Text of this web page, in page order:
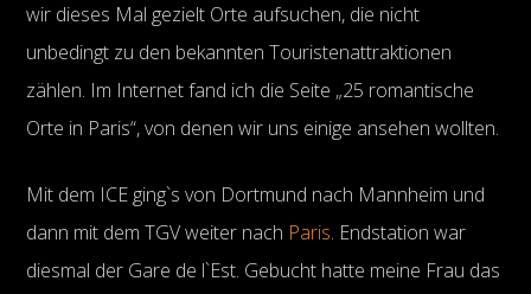
wir dieses Mal gezielt Orte aufsuchen, die nicht
unbedingt zu den bekannten Touristenattraktionen
zählen. Im Internet fand ich die Seite „25 romantische
Orte in Paris“, von denen wir uns einige ansehen wollten.
Mit dem ICE ging`s von Dortmund nach Mannheim und
dann mit dem TGV weiter nach Paris. Endstation war
diesmal der Gare de l`Est. Gebucht hatte meine Frau das